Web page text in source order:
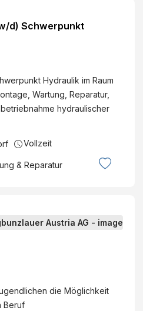
d) Schwerpunkt
Hydraulik im Raum
Wartung, Reparatur,
hydraulischer
Vollzeit
& Reparatur
die Möglichkeit
Beruf